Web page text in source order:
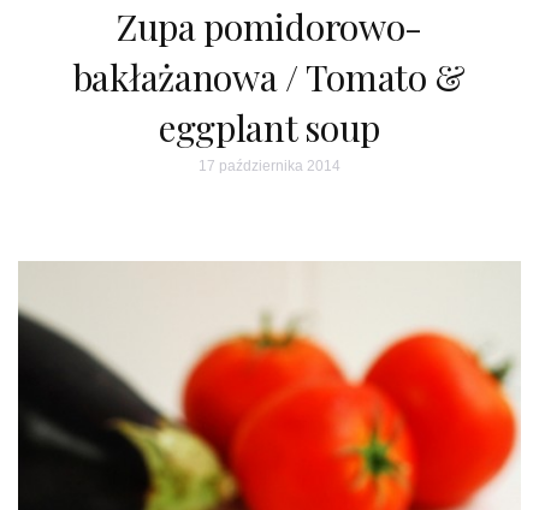
Zupa pomidorowo-
bakłażanowa / Tomato &
eggplant soup
17 października 2014